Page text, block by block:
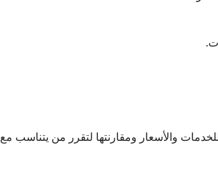
والأسعار ومقارنتها لتقرر من يتناسب مع